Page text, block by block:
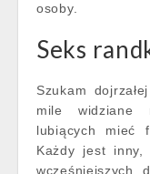
osoby.
Seks
Szukam
mile widziane
lubiących mieć
Każdy jest inny,
wcześniejszych